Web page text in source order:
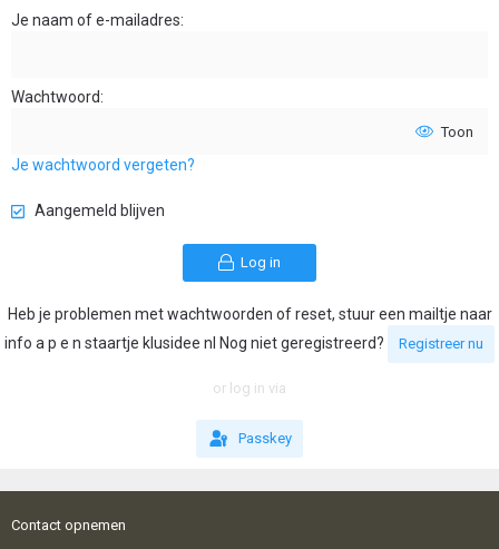
Je naam of e-mailadres
Wachtwoord
Toon
Je wachtwoord vergeten?
Aangemeld blijven
Log in
Heb je problemen met wachtwoorden of reset, stuur een mailtje naar
info a p e n staartje klusidee nl Nog niet geregistreerd?
Registreer nu
or log in via
Passkey
Contact opnemen